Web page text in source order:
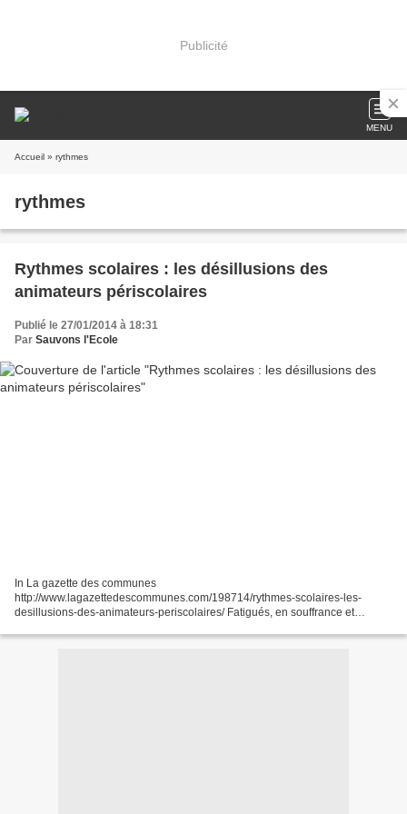
Publicité
MENU
Accueil » rythmes
rythmes
Rythmes scolaires : les désillusions des
animateurs périscolaires
Publié le 27/01/2014 à 18:31
Par Sauvons l'Ecole
In La gazette des communes
http://www.lagazettedescommunes.com/198714/rythmes-scolaires-les-
desillusions-des-animateurs-periscolaires/ Fatigués, en souffrance et
d’ALAE accusent...